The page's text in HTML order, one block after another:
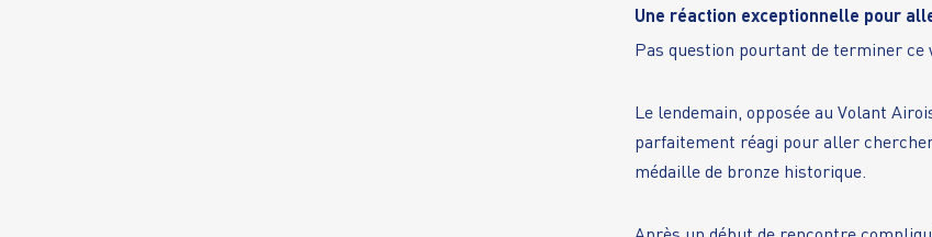
Une réaction exceptionnelle pour
Pas question pourtant de terminer ce
Le lendemain, opposée au Volant
parfaitement réagi pour aller
médaille de bronze historique.